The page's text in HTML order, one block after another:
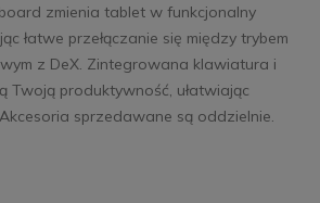
zmienia tablet w funkcjonalny
łatwe przełączanie się między trybem
z DeX. Zintegrowana klawiatura i
Twoją produktywność, ułatwiając
sprzedawane są oddzielnie.